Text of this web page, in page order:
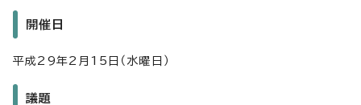
開催日
平成29年2月15日（水曜日）
議題